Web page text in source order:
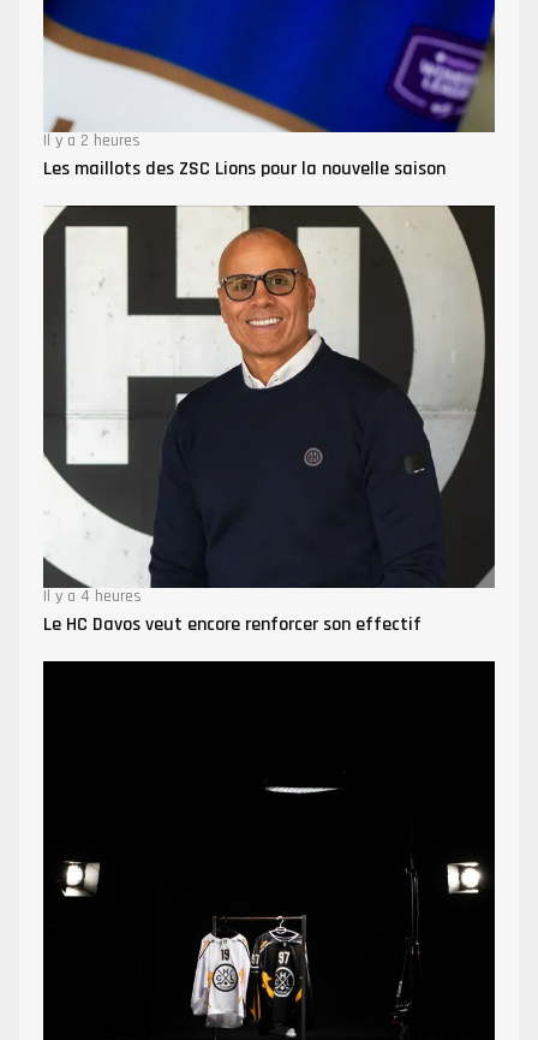
Il y a 2 heures
Les maillots des ZSC Lions pour la nouvelle saison
Il y a 4 heures
Le HC Davos veut encore renforcer son effectif